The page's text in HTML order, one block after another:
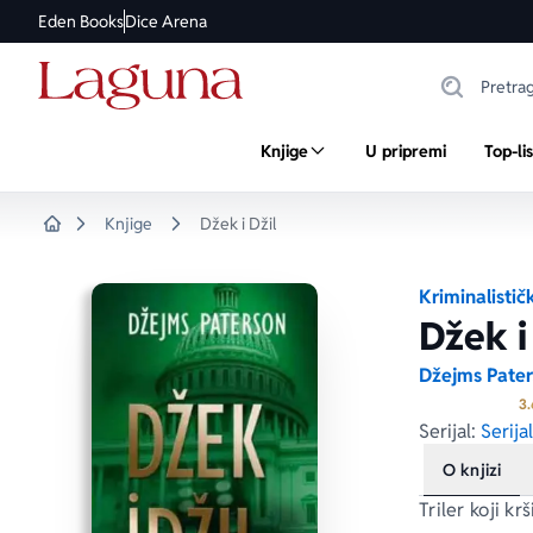
Eden BooksDice Arena
Knjige U pripremi Top-
Knjige Džek i Džil
Džek
Džejms
Serijal:
O knjizi
Triler koji